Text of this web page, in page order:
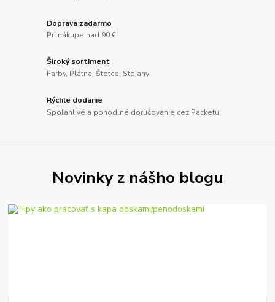
Doprava zadarmo
Pri nákupe nad 90 €
Široký sortiment
Farby, Plátna, Štetce, Stojany
Rýchle dodanie
Spoľahlivé a pohodlné doručovanie cez Packetu
Novinky z nášho blogu